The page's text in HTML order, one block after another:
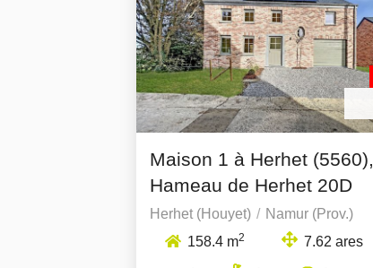
Maison 1 à Herhet (5560),
Hameau de Herhet 20D
Herhet (Houyet)
Namur (Prov.)
158.4 m2 7.62 ares